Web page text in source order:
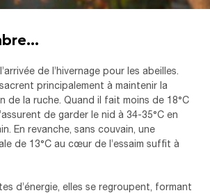
de l’hivernage pour les abeilles.
principalement à maintenir la
de la ruche. Quand il fait moins de 18°C
de garder le nid à 34-35°C en
En revanche, sans couvain, une
de 13°C au cœur de l’essaim suffit à
d’énergie, elles se regroupent, formant